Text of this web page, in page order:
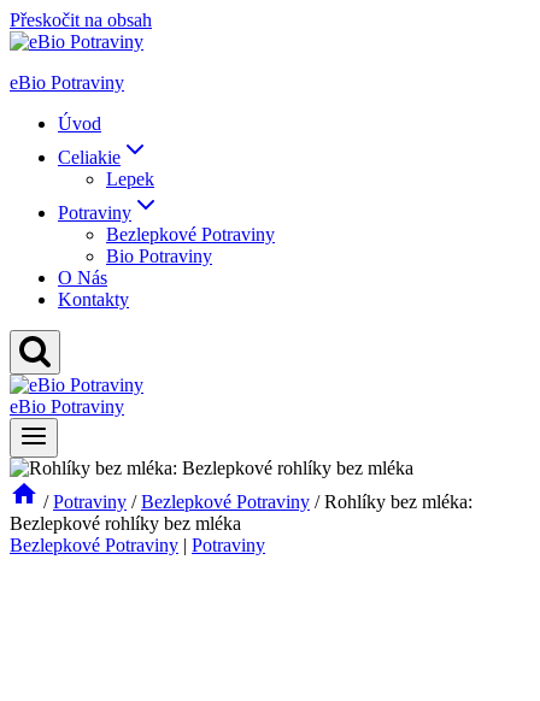
Přeskočit na obsah
eBio Potraviny
Úvod
Celiakie
Lepek
Potraviny
Bezlepkové Potraviny
Bio Potraviny
O Nás
Kontakty
eBio Potraviny
/ Potraviny / Bezlepkové Potraviny / Rohlíky bez mléka:
Bezlepkové rohlíky bez mléka
Bezlepkové Potraviny | Potraviny